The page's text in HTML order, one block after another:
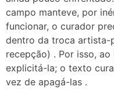
campo manteve, por
funcionar, o curador
dentro da troca artista-
recepção) . Por isso,
explicitá-la; o texto
vez de apagá-las .